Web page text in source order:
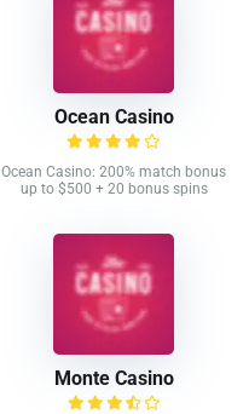
Ocean Casino
Ocean Casino: 200% match bonus
up to $500 + 20 bonus spins
Monte Casino